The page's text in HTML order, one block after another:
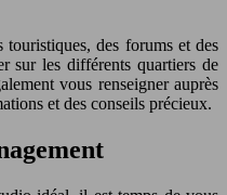
touristiques, des forums et des
sur les différents quartiers de
vous renseigner auprès
et des conseils précieux.